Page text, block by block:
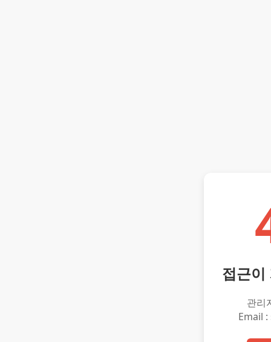
접근이
관리
Email